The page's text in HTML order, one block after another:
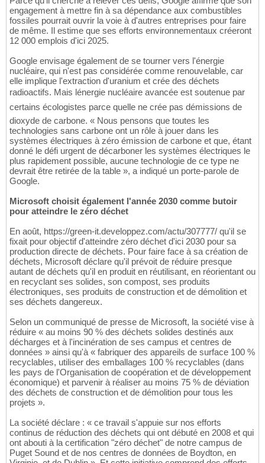
engagement à mettre fin à sa dépendance aux combustibles
fossiles pourrait ouvrir la voie à d'autres entreprises pour faire
de même. Il estime que ses efforts environnementaux créeront
12 000 emplois d'ici 2025.
Google envisage également de se tourner vers l'énergie
nucléaire, qui n'est pas considérée comme renouvelable, car
elle implique l'extraction d'uranium et crée des déchets
radioactifs. Mais lénergie nucléaire avancée est soutenue par
certains écologistes parce quelle ne crée pas démissions de
dioxyde de carbone. « Nous pensons que toutes les
technologies sans carbone ont un rôle à jouer dans les
systèmes électriques à zéro émission de carbone et que, étant
donné le défi urgent de décarboner les systèmes électriques le
plus rapidement possible, aucune technologie de ce type ne
devrait être retirée de la table », a indiqué un porte-parole de
Google.
Microsoft choisit également l'année 2030 comme butoir
pour atteindre le zéro déchet
En août, https://green-it.developpez.com/actu/307777/ qu'il se
fixait pour objectif d'atteindre zéro déchet d'ici 2030 pour sa
production directe de déchets. Pour faire face à sa création de
déchets, Microsoft déclare qu'il prévoit de réduire presque
autant de déchets qu'il en produit en réutilisant, en réorientant ou
en recyclant ses solides, son compost, ses produits
électroniques, ses produits de construction et de démolition et
ses déchets dangereux.
Selon un communiqué de presse de Microsoft, la société vise à
réduire « au moins 90 % des déchets solides destinés aux
décharges et à l'incinération de ses campus et centres de
données » ainsi qu'à « fabriquer des appareils de surface 100 %
recyclables, utiliser des emballages 100 % recyclables (dans
les pays de l'Organisation de coopération et de développement
économique) et parvenir à réaliser au moins 75 % de déviation
des déchets de construction et de démolition pour tous les
projets ».
La société déclare : « ce travail s'appuie sur nos efforts
continus de réduction des déchets qui ont débuté en 2008 et qui
ont abouti à la certification "zéro déchet" de notre campus de
Puget Sound et de nos centres de données de Boydton, en